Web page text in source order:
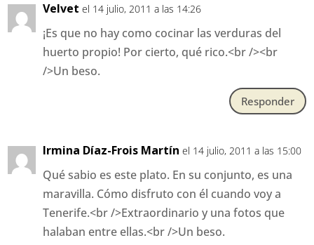
Velvet el 14 julio, 2011 a las 14:26
¡Es que no hay como cocinar las verduras del
huerto propio! Por cierto, qué rico.<br /><br
/>Un beso.
Responder
Irmina Díaz-Frois Martín el 14 julio, 2011 a las 15:00
Qué sabio es este plato. En su conjunto, es una
maravilla. Cómo disfruto con él cuando voy a
Tenerife.<br />Extraordinario y una fotos que
halaban entre ellas.<br />Un beso.